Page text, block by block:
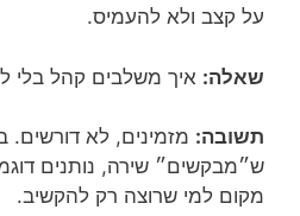
על קצב ולא להעמיס.
שאלה: איך משלבים קהל בלי
תשובה: מזמינים, לא דורשים.
ש״מבקשים״ שירה, נותנים
מקום למי שרוצה רק להקשיב.